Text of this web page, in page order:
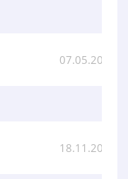
07.05.2024
18.11.2023